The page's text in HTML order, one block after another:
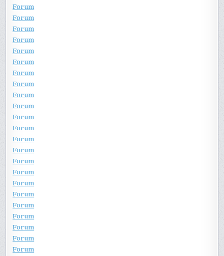
Forum
Forum
Forum
Forum
Forum
Forum
Forum
Forum
Forum
Forum
Forum
Forum
Forum
Forum
Forum
Forum
Forum
Forum
Forum
Forum
Forum
Forum
Forum